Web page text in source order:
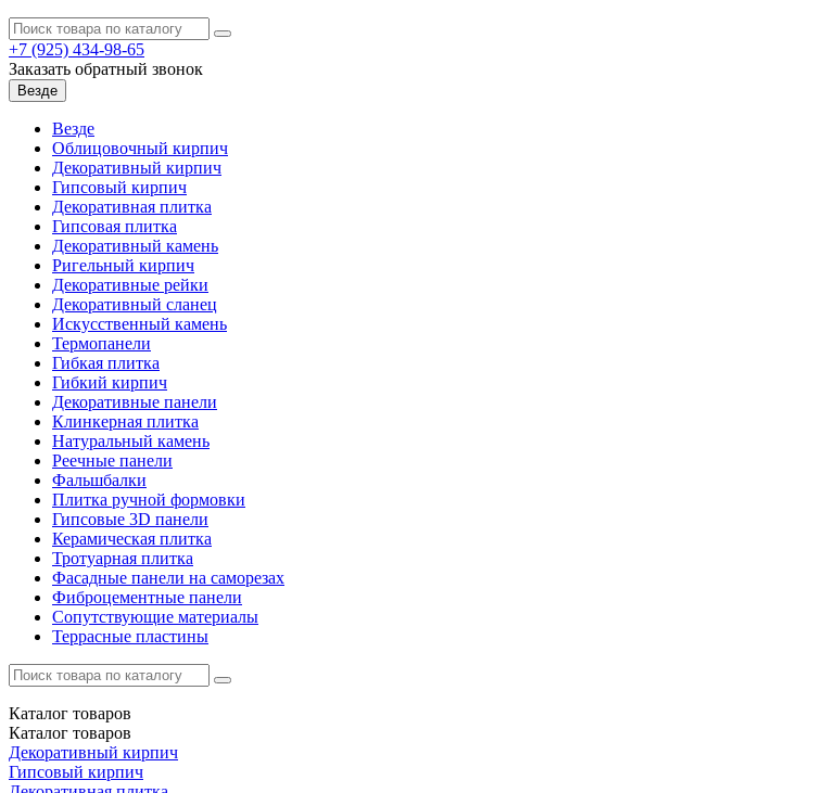
+7 (925) 434-98-65
Заказать обратный звонок
Везде
Везде
Облицовочный кирпич
Декоративный кирпич
Гипсовый кирпич
Декоративная плитка
Гипсовая плитка
Декоративный камень
Ригельный кирпич
Декоративные рейки
Декоративный сланец
Искусственный камень
Термопанели
Гибкая плитка
Гибкий кирпич
Декоративные панели
Клинкерная плитка
Натуральный камень
Реечные панели
Фальшбалки
Плитка ручной формовки
Гипсовые 3D панели
Керамическая плитка
Тротуарная плитка
Фасадные панели на саморезах
Фиброцементные панели
Сопутствующие материалы
Террасные пластины
Каталог товаров
Каталог товаров
Декоративный кирпич
Гипсовый кирпич